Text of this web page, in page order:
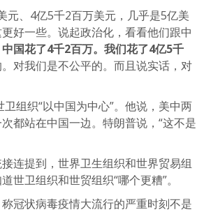
元、4亿5千2百万美元，几乎是5亿美
好一些。说起政治化，看看他们跟中
中国花了4千2百万。我们花了4亿5千
对我们是不公平的。而且说实话，对
组织“以中国为中心”。他说，美中两
都站在中国一边。特朗普说，“这不是
连提到，世界卫生组织和世界贸易组
卫组织和世贸组织“哪个更糟”。
冠状病毒疫情大流行的严重时刻不是